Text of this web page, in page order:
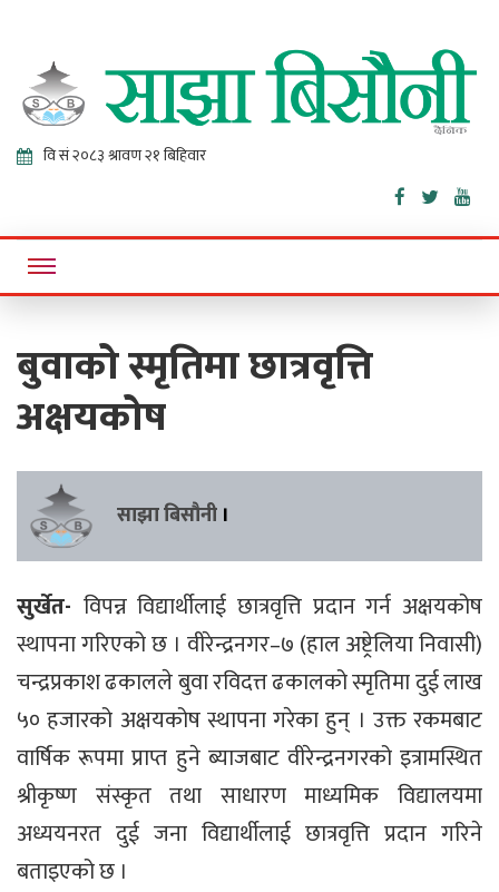
Sajha
Bisaunee
Online News Portal
बुवाको स्मृतिमा छात्रवृत्ति
अक्षयकोष
साझा बिसौनी ।
सुर्खेत- विपन्न विद्यार्थीलाई छात्रवृत्ति प्रदान गर्न अक्षयकोष
स्थापना गरिएको छ । वीरेन्द्रनगर–७ (हाल अष्ट्रेलिया निवासी)
चन्द्रप्रकाश ढकालले बुवा रविदत्त ढकालको स्मृतिमा दुई लाख
५० हजारको अक्षयकोष स्थापना गरेका हुन् । उक्त रकमबाट
वार्षिक रूपमा प्राप्त हुने ब्याजबाट वीरेन्द्रनगरको इत्रामस्थित
श्रीकृष्ण संस्कृत तथा साधारण माध्यमिक विद्यालयमा
अध्ययनरत दुई जना विद्यार्थीलाई छात्रवृत्ति प्रदान गरिने
बताइएको छ ।